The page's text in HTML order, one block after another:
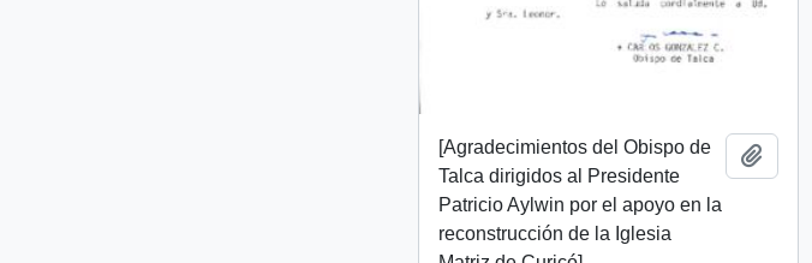
[Agradecimientos del Obispo de
Talca dirigidos al Presidente
Patricio Aylwin por el apoyo en la
reconstrucción de la Iglesia